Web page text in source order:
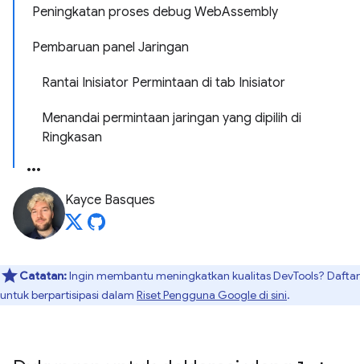
Peningkatan proses debug WebAssembly
Pembaruan panel Jaringan
Rantai Inisiator Permintaan di tab Inisiator
Menandai permintaan jaringan yang dipilih di
Ringkasan
Kayce Basques
Catatan:Ingin membantu meningkatkan kualitas DevTools? Daftar
untuk berpartisipasi dalam Riset Pengguna Google di sini.